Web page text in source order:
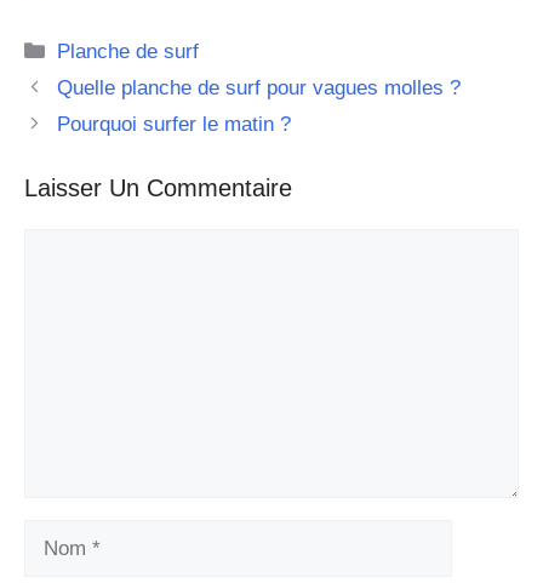
Catégories
Planche de surf
Quelle planche de surf pour vagues molles ?
Pourquoi surfer le matin ?
Laisser Un Commentaire
Nom